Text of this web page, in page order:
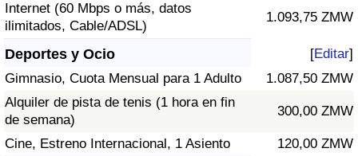
Internet (60 Mbps o más, datos
ilimitados, Cable/ADSL)
1.093,75 ZMW
Deportes y Ocio [Editar]
Gimnasio, Cuota Mensual para 1 Adulto
1.087,50 ZMW
Alquiler de pista de tenis (1 hora en fin
de semana)
300,00 ZMW
Cine, Estreno Internacional, 1 Asiento 120,00 ZMW